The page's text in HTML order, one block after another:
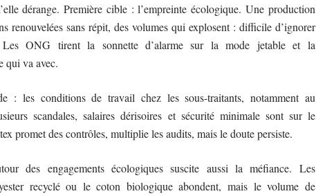
dérange. Première cible : l’empreinte écologique. Une production
renouvelées sans répit, des volumes qui explosent : difficile d’ignorer
ONG tirent la sonnette d’alarme sur la mode jetable et la
qui va avec.
: les conditions de travail chez les sous-traitants, notamment au
scandales, salaires dérisoires et sécurité minimale sont sur le
promet des contrôles, multiplie les audits, mais le doute persiste.
des engagements écologiques suscite aussi la méfiance. Les
recyclé ou le coton biologique abondent, mais le volume de